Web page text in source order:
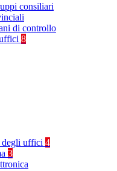
consiliari
di controllo
8
uffici 4
3